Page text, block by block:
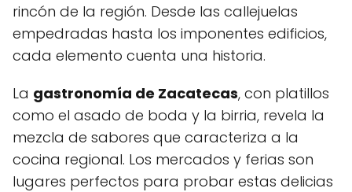
rincón de la región. Desde las callejuelas
empedradas hasta los imponentes edificios,
cada elemento cuenta una historia.
La gastronomía de Zacatecas, con platillos
como el asado de boda y la birria, revela la
mezcla de sabores que caracteriza a la
cocina regional. Los mercados y ferias son
lugares perfectos para probar estas delicias